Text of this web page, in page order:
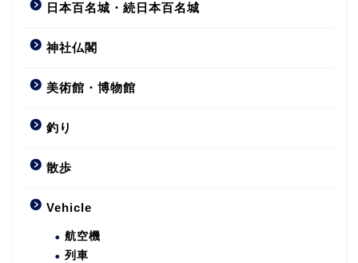
日本百名城・続日本百名城
神社仏閣
美術館・博物館
釣り
散歩
Vehicle
航空機
列車